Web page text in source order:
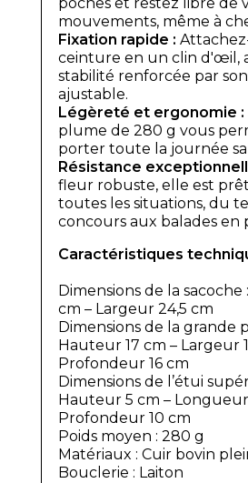
poches et restez libre de
mouvements, même à
Fixation rapide :
ceinture en un clin d'œil,
stabilité renforcée par
ajustable.
Légèreté et ergonomie :
plume de 280 g vous
porter toute la journée
Résistance
fleur robuste, elle est
toutes les situations, du
concours aux balades en
Caractéristiques
Dimensions de la
cm – Largeur 24,5 cm
Dimensions de la grande
Hauteur 17 cm – Largeur
Profondeur 16 cm
Dimensions de l’étui
Hauteur 5 cm – Longueur
Profondeur 10 cm
Poids moyen : 280 g
Matériaux : Cuir bovin
Bouclerie : Laiton